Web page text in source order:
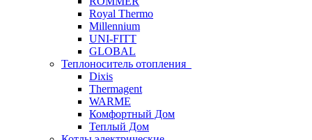
Royal Thermo
Millennium
UNI-FITT
GLOBAL
Теплоноситель отопления
Dixis
Thermagent
WARME
Комфортный Дом
Теплый Дом